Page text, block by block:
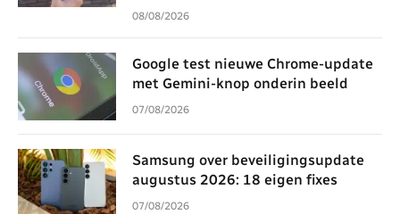
08/08/2026
Google test nieuwe Chrome-update
met Gemini-knop onderin beeld
07/08/2026
Samsung over beveiligingsupdate
augustus 2026: 18 eigen fixes
07/08/2026